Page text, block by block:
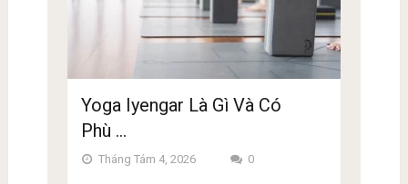
Yoga Iyengar Là Gì Và Có
Phù …
Tháng Tám 4, 2026 0